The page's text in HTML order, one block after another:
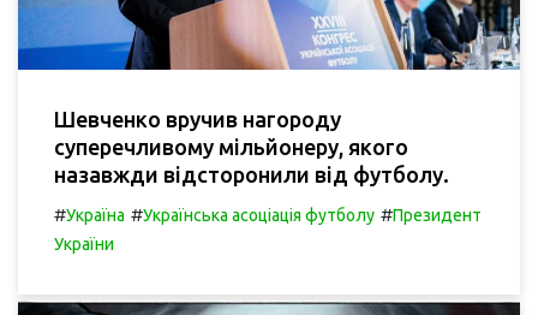
Шевченко вручив нагороду
суперечливому мільйонеру, якого
назавжди відсторонили від футболу.
#Україна #Українська асоціація футболу #Президент
України